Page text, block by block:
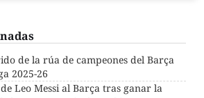
de la rúa de campeones del Barça
2025-26
Leo Messi al Barça tras ganar la